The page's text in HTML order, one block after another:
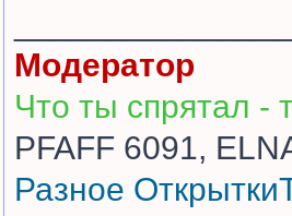
Модератор
Что ты спрятал -
PFAFF 6091,
Разное Открытки